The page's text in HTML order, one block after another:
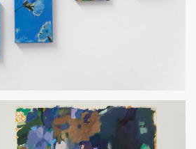
PEQUES
PROFUNDO AMA EL DISFRAZ. 2023